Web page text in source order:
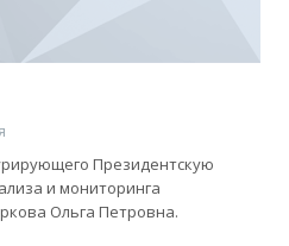
Президентскую
и мониторинга
Ольга Петровна.